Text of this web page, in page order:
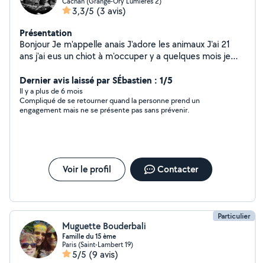
3,3/5 (3 avis)
Présentation
Bonjour Je m'appelle anais J'adore les animaux J'ai 21
ans j'ai eus un chiot à m'occuper y a quelques mois je
Dernier avis laissé par SÉbastien : 1/5
Il y a plus de 6 mois
Compliqué de se retourner quand la personne prend un
engagement mais ne se présente pas sans prévenir.
Voir le profil Contacter
Particulier
Muguette Bouderbali
Famille du 15 ème
Paris (Saint-Lambert 19)
5/5 (9 avis)